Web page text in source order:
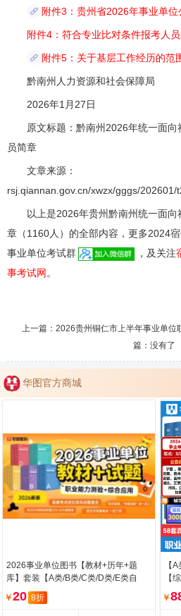
附件3：贵州省2026年事业单
附件4：符合专业比对条件报考人
附件5：关于基层工作经历的范
黔南州人力资源和社会保障局
2026年1月27日
原文标题：黔南州2026年统一面向
员简章
文章来源：
rsj.qiannan.gov.cn/xwzx/gggs/
以上是2026年贵州黔南州统一面向
章（1160人）的全部内容，更多2024
事业单位考试群
，及关注
事考试网。
上一篇： 2026贵州铜仁市上半年事业单位
篇：没有了
华图官方商城
2026事业单位图书【教材+历年+题
库】套装【A类/B类/C类/D类/E类自
选】
￥20 8折
【
【
￥